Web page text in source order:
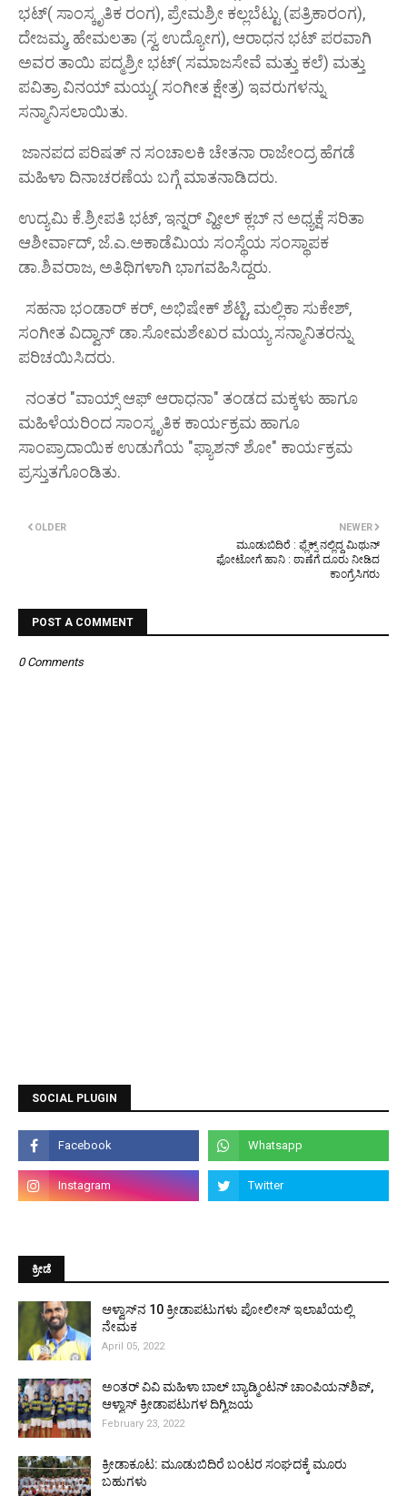
ಭಟ್( ಸಾಂಸ್ಕೃತಿಕ ರಂಗ), ಪ್ರೇಮಶ್ರೀ ಕಲ್ಲಬೆಟ್ಟು (ಪತ್ರಿಕಾರಂಗ),
ದೇಜಮ್ಮ, ಹೇಮಲತಾ (ಸ್ವ ಉದ್ಯೋಗ), ಆರಾಧನ ಭಟ್ ಪರವಾಗಿ
ಅವರ ತಾಯಿ ಪದ್ಮಶ್ರೀ ಭಟ್( ಸಮಾಜಸೇವೆ ಮತ್ತು ಕಲೆ) ಮತ್ತು
ಪವಿತ್ರಾ ವಿನಯ್ ಮಯ್ಯ( ಸಂಗೀತ ಕ್ಷೇತ್ರ) ಇವರುಗಳನ್ನು
ಸನ್ಮಾನಿಸಲಾಯಿತು.
ಜಾನಪದ ಪರಿಷತ್ ನ ಸಂಚಾಲಕಿ ಚೇತನಾ ರಾಜೇಂದ್ರ ಹೆಗಡೆ
ಮಹಿಳಾ ದಿನಾಚರಣೆಯ ಬಗ್ಗೆ ಮಾತನಾಡಿದರು.
ಉದ್ಯಮಿ ಕೆ.ಶ್ರೀಪತಿ ಭಟ್, ಇನ್ನರ್ ವ್ಹೀಲ್ ಕ್ಲಬ್ ನ ಅಧ್ಯಕ್ಷೆ ಸರಿತಾ
ಆಶೀರ್ವಾದ್, ಜೆ.ಎ.ಅಕಾಡೆಮಿಯ ಸಂಸ್ಥೆಯ ಸಂಸ್ಥಾಪಕ
ಡಾ.ಶಿವರಾಜ, ಅತಿಥಿಗಳಾಗಿ ಭಾಗವಹಿಸಿದ್ದರು.
ಸಹನಾ ಭಂಡಾರ್ ಕರ್, ಅಭಿಷೇಕ್ ಶೆಟ್ಟಿ, ಮಲ್ಲಿಕಾ ಸುಕೇಶ್,
ಸಂಗೀತ ವಿದ್ವಾನ್ ಡಾ.ಸೋಮಶೇಖರ ಮಯ್ಯ ಸನ್ಮಾನಿತರನ್ನು
ಪರಿಚಯಿಸಿದರು.
ನಂತರ "ವಾಯ್ಸ್ ಆಫ್ ಆರಾಧನಾ" ತಂಡದ ಮಕ್ಕಳು ಹಾಗೂ
ಮಹಿಳೆಯರಿಂದ ಸಾಂಸ್ಕೃತಿಕ ಕಾರ್ಯಕ್ರಮ ಹಾಗೂ
ಸಾಂಪ್ರಾದಾಯಿಕ ಉಡುಗೆಯ "ಫ್ಯಾಶನ್ ಶೋ" ಕಾರ್ಯಕ್ರಮ
ಪ್ರಸ್ತುತಗೊಂಡಿತು.
NEWER
ಮೂಡುಬಿದಿರೆ : ಫ್ಲೆಕ್ಸ್ ನಲ್ಲಿದ್ದ ಮಿಥುನ್
ಫೋಟೋಗೆ ಹಾನಿ : ಠಾಣೆಗೆ ದೂರು ನೀಡಿದ
ಕಾಂಗ್ರೆಸಿಗರು
OLDER
POST A COMMENT
0 Comments
SOCIAL PLUGIN
ಕ್ರೀಡೆ
ಆಳ್ವಾಸ್‌ನ 10 ಕ್ರೀಡಾಪಟುಗಳು ಪೋಲೀಸ್ ಇಲಾಖೆಯಲ್ಲಿ
ನೇಮಕ
April 05, 2022
ಅಂತರ್ ವಿವಿ ಮಹಿಳಾ ಬಾಲ್ ಬ್ಯಾಡ್ಮಿಂಟನ್ ಚಾಂಪಿಯನ್‌ಶಿಪ್,
ಆಳ್ವಾಸ್ ಕ್ರೀಡಾಪಟುಗಳ ದಿಗ್ವಿಜಯ
February 23, 2022
ಕ್ರೀಡಾಕೂಟ: ಮೂಡುಬಿದಿರೆ ಬಂಟರ ಸಂಘದಕ್ಕೆ ಮೂರು
ಬಹುಗಳು